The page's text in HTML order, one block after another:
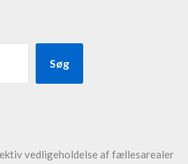
Søg
vedligeholdelse af fællesarealer